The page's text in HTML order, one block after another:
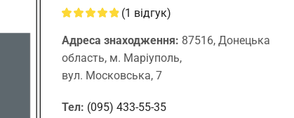
(1 відгук)
Адреса знаходження: 87516, Донецька
область, м. Маріуполь,
вул. Московська, 7
Тел: (095) 433-55-35